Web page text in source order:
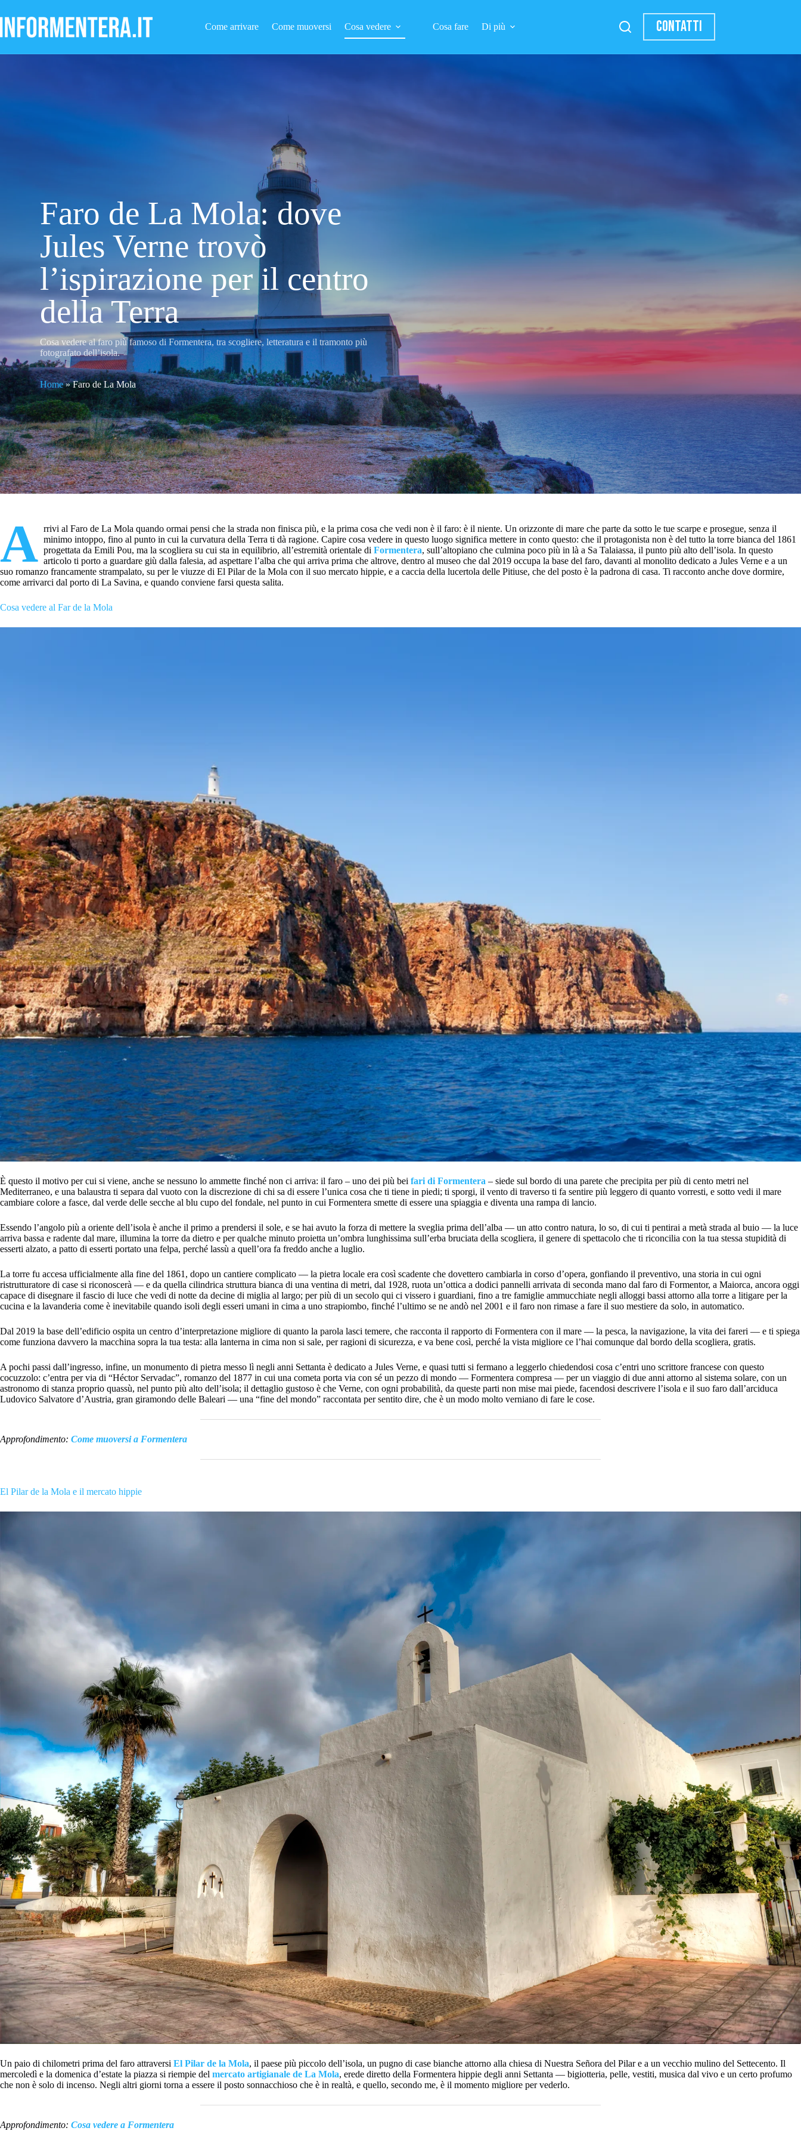
al
contenuto
Come arrivare Come muoversi Cosa vedere Cosa fare Di più CONTATTI
Faro de La Mola: dove
Jules Verne trovò
l’ispirazione per il centro
della Terra
Cosa vedere al faro più famoso di Formentera, tra scogliere, letteratura e il tramonto più
fotografato dell’isola.
Home»Faro de La Mola
A rrivi al Faro de La Mola quando ormai pensi che la strada non finisca più, e la prima cosa che vedi non è il faro: è il niente. Un orizzonte di mare che parte da sotto le tue scarpe e prosegue, senza il
minimo intoppo, fino al punto in cui la curvatura della Terra ti dà ragione. Capire cosa vedere in questo luogo significa mettere in conto questo: che il protagonista non è del tutto la torre bianca del 1861
progettata da Emili Pou, ma la scogliera su cui sta in equilibrio, all’estremità orientale di Formentera, sull’altopiano che culmina poco più in là a Sa Talaiassa, il punto più alto dell’isola. In questo
articolo ti porto a guardare giù dalla falesia, ad aspettare l’alba che qui arriva prima che altrove, dentro al museo che dal 2019 occupa la base del faro, davanti al monolito dedicato a Jules Verne e a un
suo romanzo francamente strampalato, su per le viuzze di El Pilar de la Mola con il suo mercato hippie, e a caccia della lucertola delle Pitiuse, che del posto è la padrona di casa. Ti racconto anche dove dormire,
come arrivarci dal porto di La Savina, e quando conviene farsi questa salita.
Cosa vedere al Far de la Mola
È questo il motivo per cui si viene, anche se nessuno lo ammette finché non ci arriva: il faro – uno dei più bei fari di Formentera – siede sul bordo di una parete che precipita per più di cento metri nel
Mediterraneo, e una balaustra ti separa dal vuoto con la discrezione di chi sa di essere l’unica cosa che ti tiene in piedi; ti sporgi, il vento di traverso ti fa sentire più leggero di quanto vorresti, e sotto vedi il mare
cambiare colore a fasce, dal verde delle secche al blu cupo del fondale, nel punto in cui Formentera smette di essere una spiaggia e diventa una rampa di lancio.
Essendo l’angolo più a oriente dell’isola è anche il primo a prendersi il sole, e se hai avuto la forza di mettere la sveglia prima dell’alba — un atto contro natura, lo so, di cui ti pentirai a metà strada al buio — la luce
arriva bassa e radente dal mare, illumina la torre da dietro e per qualche minuto proietta un’ombra lunghissima sull’erba bruciata della scogliera, il genere di spettacolo che ti riconcilia con la tua stessa stupidità di
esserti alzato, a patto di esserti portato una felpa, perché lassù a quell’ora fa freddo anche a luglio.
La torre fu accesa ufficialmente alla fine del 1861, dopo un cantiere complicato — la pietra locale era così scadente che dovettero cambiarla in corso d’opera, gonfiando il preventivo, una storia in cui ogni
ristrutturatore di case si riconoscerà — e da quella cilindrica struttura bianca di una ventina di metri, dal 1928, ruota un’ottica a dodici pannelli arrivata di seconda mano dal faro di Formentor, a Maiorca, ancora oggi
capace di disegnare il fascio di luce che vedi di notte da decine di miglia al largo; per più di un secolo qui ci vissero i guardiani, fino a tre famiglie ammucchiate negli alloggi bassi attorno alla torre a litigare per la
cucina e la lavanderia come è inevitabile quando isoli degli esseri umani in cima a uno strapiombo, finché l’ultimo se ne andò nel 2001 e il faro non rimase a fare il suo mestiere da solo, in automatico.
Dal 2019 la base dell’edificio ospita un centro d’interpretazione migliore di quanto la parola lasci temere, che racconta il rapporto di Formentera con il mare — la pesca, la navigazione, la vita dei fareri — e ti spiega
come funziona davvero la macchina sopra la tua testa: alla lanterna in cima non si sale, per ragioni di sicurezza, e va bene così, perché la vista migliore ce l’hai comunque dal bordo della scogliera, gratis.
A pochi passi dall’ingresso, infine, un monumento di pietra messo lì negli anni Settanta è dedicato a Jules Verne, e quasi tutti si fermano a leggerlo chiedendosi cosa c’entri uno scrittore francese con questo
cocuzzolo: c’entra per via di “Héctor Servadac”, romanzo del 1877 in cui una cometa porta via con sé un pezzo di mondo — Formentera compresa — per un viaggio di due anni attorno al sistema solare, con un
astronomo di stanza proprio quassù, nel punto più alto dell’isola; il dettaglio gustoso è che Verne, con ogni probabilità, da queste parti non mise mai piede, facendosi descrivere l’isola e il suo faro dall’arciduca
Ludovico Salvatore d’Austria, gran giramondo delle Baleari — una “fine del mondo” raccontata per sentito dire, che è un modo molto verniano di fare le cose.
Approfondimento: Come muoversi a Formentera
El Pilar de la Mola e il mercato hippie
Un paio di chilometri prima del faro attraversi El Pilar de la Mola, il paese più piccolo dell’isola, un pugno di case bianche attorno alla chiesa di Nuestra Señora del Pilar e a un vecchio mulino del Settecento. Il
mercoledì e la domenica d’estate la piazza si riempie del mercato artigianale de La Mola, erede diretto della Formentera hippie degli anni Settanta — bigiotteria, pelle, vestiti, musica dal vivo e un certo profumo
che non è solo di incenso. Negli altri giorni torna a essere il posto sonnacchioso che è in realtà, e quello, secondo me, è il momento migliore per vederlo.
Approfondimento: Cosa vedere a Formentera